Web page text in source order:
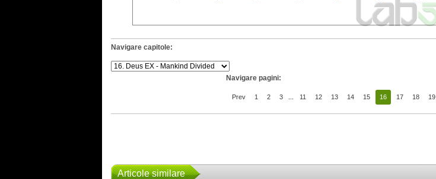
Navigare capitole:
Navigare pagini:
Prev 1 2 3 11 12 13 14 15 16 17 18 19
Articole similare